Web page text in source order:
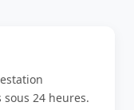
24 heures.